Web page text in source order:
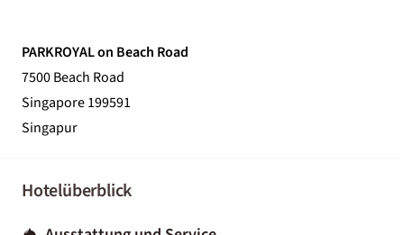
PARKROYAL on Beach Road
7500 Beach Road
Singapore 199591
Singapur
Hotelüberblick